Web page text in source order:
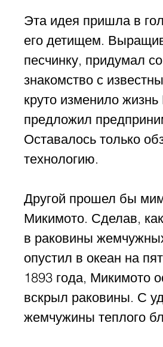
Эта идея пришла в
его детищем.
песчинку, придумал
знакомство с
круто изменило
предложил
Оставалось только
технологию.
Другой прошел бы
Микимото. Сделав,
в раковины
опустил в океан на
1893 года, Микимото
вскрыл раковины. С
жемчужины теплого